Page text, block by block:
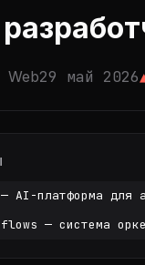
Web29 май 2026
AI-платформа для
— система